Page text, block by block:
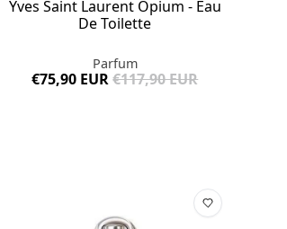
Yves Saint Laurent Opium - Eau
De Toilette
Parfum
€75,90 EUR€117,90 EUR